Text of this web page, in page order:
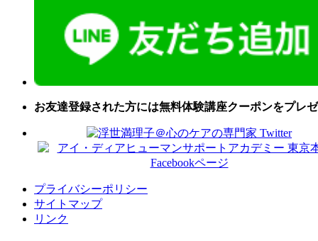
お友達登録された方には無料体験講座クーポンをプレ
プライバシーポリシー
サイトマップ
リンク